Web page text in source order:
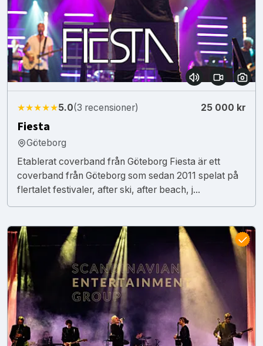
★★★★★5.0(3 recensioner) 25 000 kr
Fiesta
Göteborg
Etablerat coverband från Göteborg Fiesta är ett
coverband från Göteborg som sedan 2011 spelat på
flertalet festivaler, after ski, after beach, j...